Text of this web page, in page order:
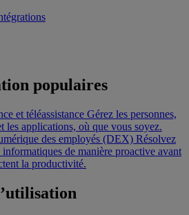
populaires
et téléassistance Gérez les personnes,
les applications, où que vous soyez.
des employés (DEX) Résolvez
informatiques de manière proactive avant
la productivité.